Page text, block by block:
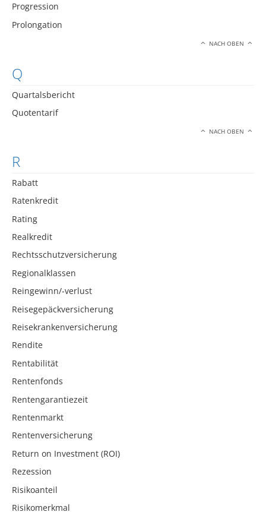
Progression
Prolongation
NACH OBEN
Q
Quartalsbericht
Quotentarif
NACH OBEN
R
Rabatt
Ratenkredit
Rating
Realkredit
Rechtsschutzversicherung
Regionalklassen
Reingewinn/-verlust
Reisegepäckversicherung
Reisekrankenversicherung
Rendite
Rentabilität
Rentenfonds
Rentengarantiezeit
Rentenmarkt
Rentenversicherung
Return on Investment (ROI)
Rezession
Risikoanteil
Risikomerkmal